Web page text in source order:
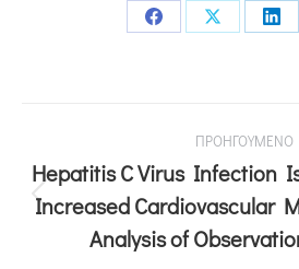
ΠΡΟΗΓΟΥΜΕΝΟ
Hepatitis C Virus Infection
Increased Cardiovascular
Analysis of